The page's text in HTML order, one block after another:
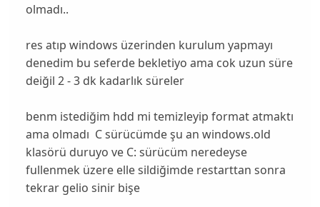
olmadı..
res atıp windows üzerinden kurulum yapmayı
denedim bu seferde bekletiyo ama cok uzun süre
deiğil 2 - 3 dk kadarlık süreler
benm istediğim hdd mi temizleyip format atmaktı
ama olmadı C sürücümde şu an windows.old
klasörü duruyo ve C: sürücüm neredeyse
fullenmek üzere elle sildiğimde restarttan sonra
tekrar gelio sinir bişe